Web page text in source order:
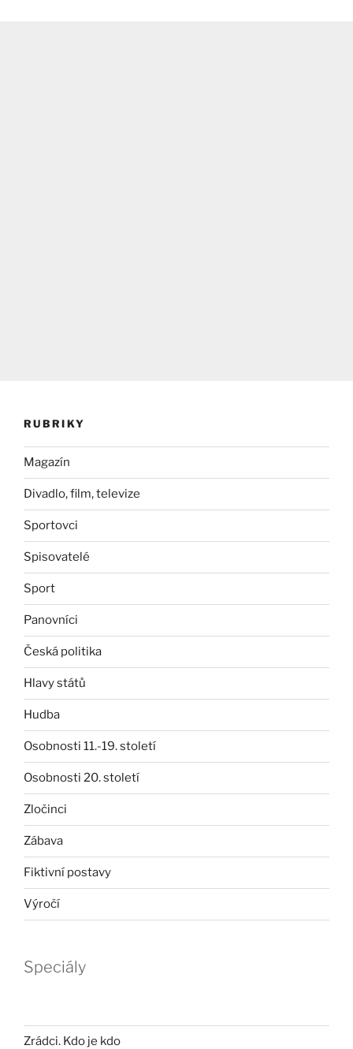
RUBRIKY
Magazín
Divadlo, film, televize
Sportovci
Spisovatelé
Sport
Panovníci
Česká politika
Hlavy států
Hudba
Osobnosti 11.-19. století
Osobnosti 20. století
Zločinci
Zábava
Fiktivní postavy
Výročí
Speciály
Zrádci. Kdo je kdo